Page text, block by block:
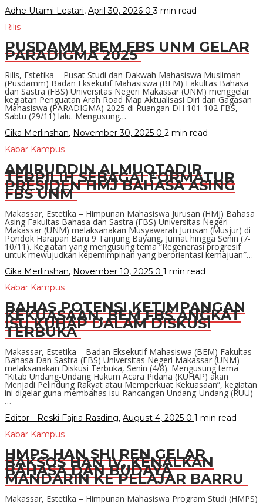
Adhe Utami Lestari, April 30, 2026 03 min read
Rilis
PUSDAMM BEM FBS UNM GELAR
PARADIGMA 2025
Rilis, Estetika – Pusat Studi dan Dakwah Mahasiswa Muslimah
(Pusdamm) Badan Eksekutif Mahasiswa (BEM) Fakultas Bahasa
dan Sastra (FBS) Universitas Negeri Makassar (UNM) menggelar
kegiatan Penguatan Arah Road Map Aktualisasi Diri dan Gagasan
Mahasiswa (PARADIGMA) 2025 di Ruangan DH 101-102 FBS,
Sabtu (29/11) lalu. Mengusung…
Cika Merlinshan, November 30, 2025 0 2 min read
Kabar Kampus
AMIRUDDIN ALMUQTADIR
TERPILIH SEBAGAI FORMATUR
PRESIDEN HMJ BAHASA ASING
FBS UNM
Makassar, Estetika – Himpunan Mahasiswa Jurusan (HMJ) Bahasa
Asing Fakultas Bahasa dan Sastra (FBS) Universitas Negeri
Makassar (UNM) melaksanakan Musyawarah Jurusan (Musjur) di
Pondok Harapan Baru 9 Tanjung Bayang, Jumat hingga Senin (7-
10/11). Kegiatan yang mengusung tema “Regenerasi progresif
untuk mewujudkan kepemimpinan yang berorientasi kemajuan″…
Cika Merlinshan, November 10, 2025 0 1 min read
Kabar Kampus
BAHAS POTENSI KETIMPANGAN
KEKUASAAN, BEM FBS ANGKAT
ISU KUHAP DALAM DISKUSI
TERBUKA
Makassar, Estetika – Badan Eksekutif Mahasiswa (BEM) Fakultas
Bahasa Dan Sastra (FBS) Universitas Negeri Makassar (UNM)
melaksanakan Diskusi Terbuka, Senin (4/8). Mengusung tema
“Kitab Undang-Undang Hukum Acara Pidana (KUHAP) akan
Menjadi Pelindung Rakyat atau Memperkuat Kekuasaan”, kegiatan
ini digelar guna membahas isu Rancangan Undang-Undang (RUU)
…
Editor - Reski Fajria Rasding, August 4, 2025 0 1 min read
Kabar Kampus
HMPS HAN SHI REN GELAR
BAKSOS HAN IV, KENALKAN
BAHASA DAN BUDAYA
MANDARIN KE PELAJAR BARRU
Makassar, Estetika – Himpunan Mahasiswa Program Studi (HMPS)